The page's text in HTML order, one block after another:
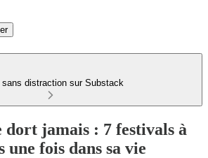
sans distraction sur Substack
dort jamais : 7 festivals à
fois dans sa vie